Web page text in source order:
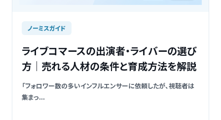
ノーミスガイド
ライブコマースの出演者・ライバーの選び
方｜売れる人材の条件と育成方法を解説
「フォロワー数の多いインフルエンサーに依頼したが、視聴者は
集まっ...